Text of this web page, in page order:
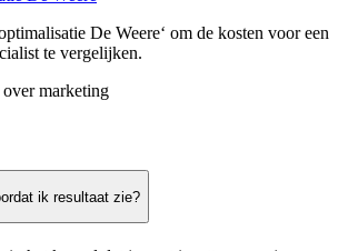
De Weere‘ om de kosten voor een
te vergelijken.
over marketing
ik resultaat zie?